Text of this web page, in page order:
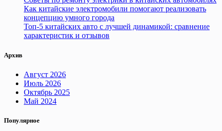
Как китайские электромобили помогают реализовать
концепцию умного города
Топ-5 китайских авто с лучшей динамикой: сравнение
характеристик и отзывов
Архив
Август 2026
Июль 2026
Октябрь 2025
Май 2024
Популярное